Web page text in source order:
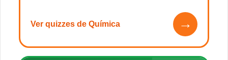
Ver quizzes de Química →